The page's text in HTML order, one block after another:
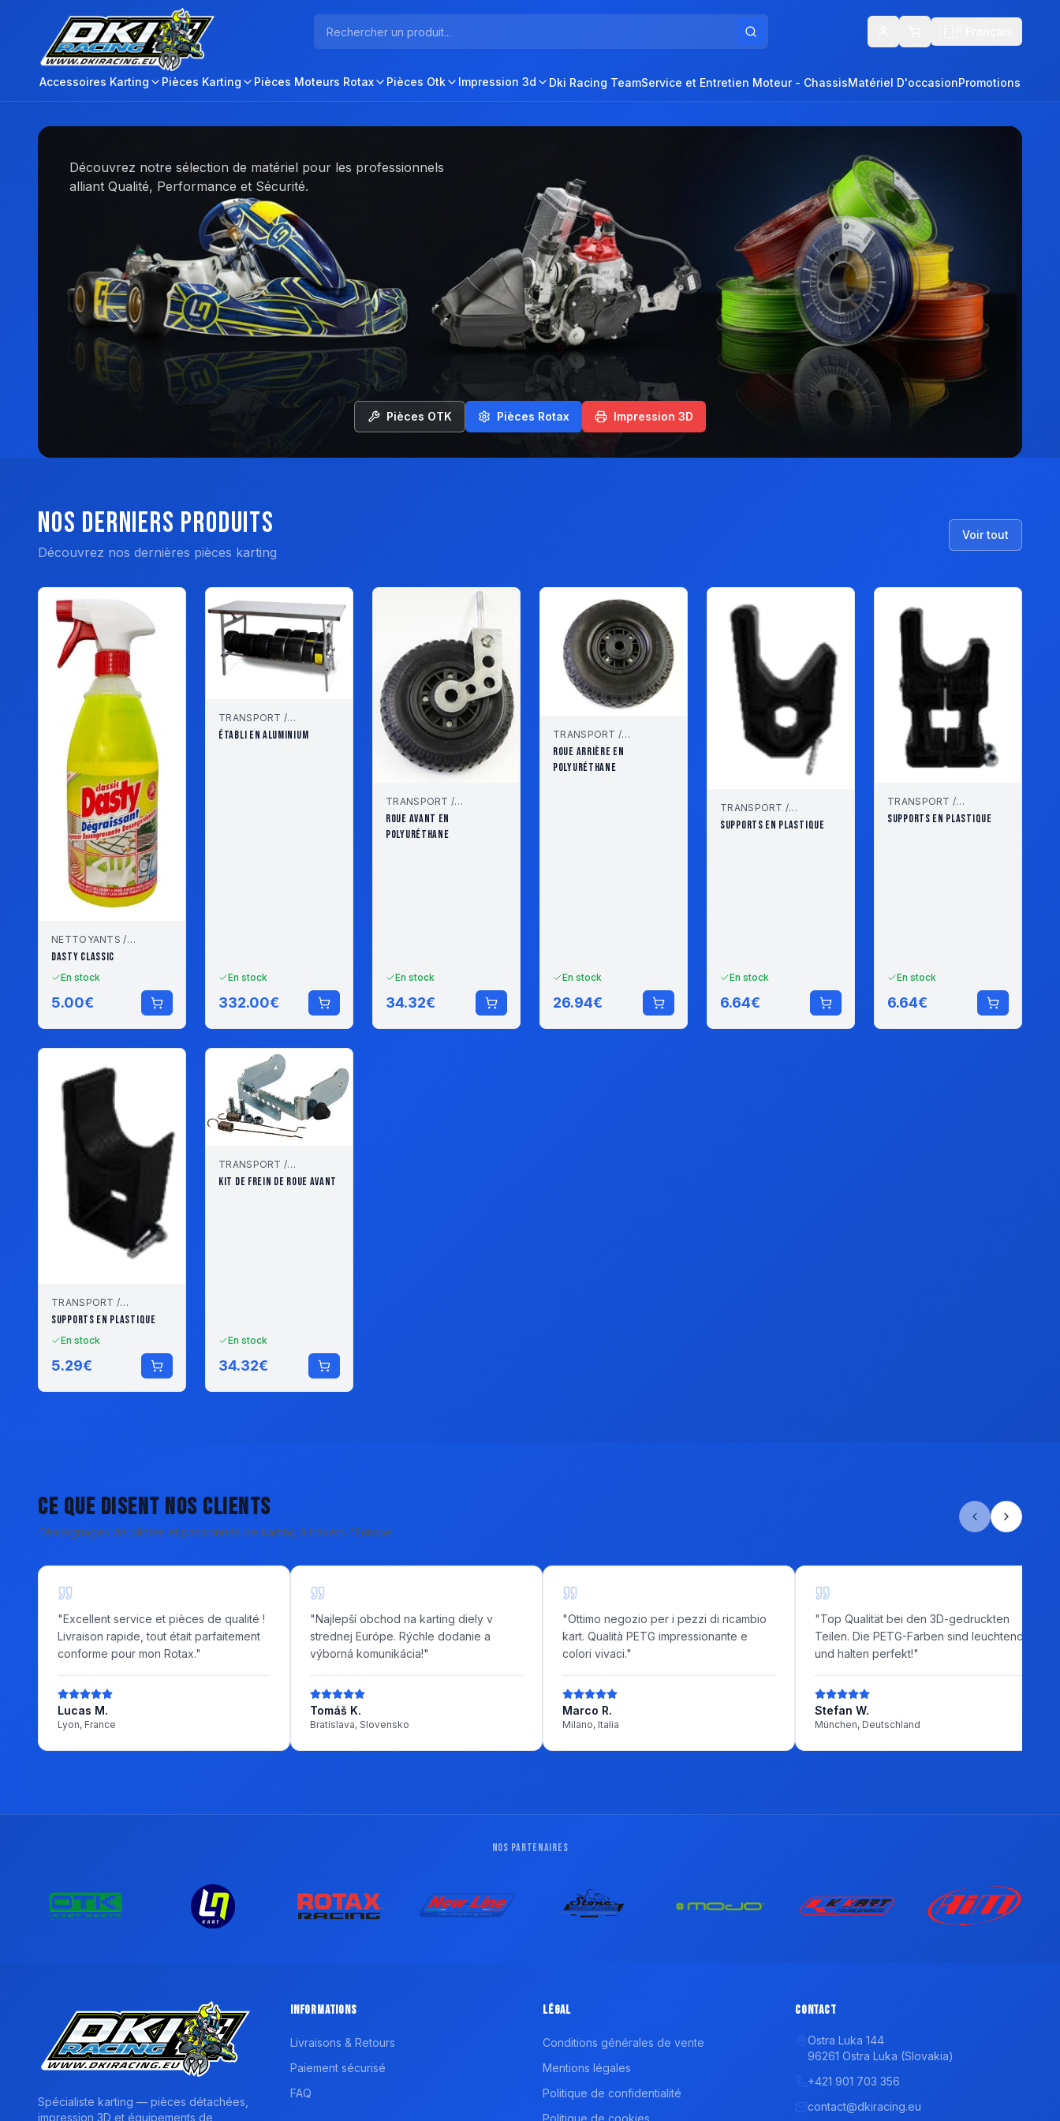
Accessoires Karting Pièces Karting Pièces Moteurs Rotax Pièces Otk Impression 3d Dki Racing TeamService et Entretien Moteur - ChassisMatériel D'occasionPromotions
DKI Racing — Pièces karting, impression 3D PETG & équipements
Découvrez notre sélection de matériel pour les professionnels
alliant Qualité, Performance et Sécurité.
Pièces OTK Pièces Rotax Impression 3D
Nos Derniers Produits
Découvrez nos dernières pièces karting
Voir tout
NETTOYANTS /
LUBRIFIANTS
DASTY CLASSIC
En stock
5.00€
TRANSPORT /
STOCKAGE
ÉTABLI EN ALUMINIUM
En stock
332.00€
TRANSPORT /
STOCKAGE
ROUE AVANT EN
POLYURÉTHANE
En stock
34.32€
TRANSPORT /
STOCKAGE
ROUE ARRIÈRE EN
POLYURÉTHANE
En stock
26.94€
TRANSPORT /
STOCKAGE
SUPPORTS EN PLASTIQUE
En stock
6.64€
TRANSPORT /
STOCKAGE
SUPPORTS EN PLASTIQUE
En stock
6.64€
TRANSPORT /
STOCKAGE
SUPPORTS EN PLASTIQUE
En stock
5.29€
TRANSPORT /
STOCKAGE
KIT DE FREIN DE ROUE AVANT
En stock
34.32€
Ce que disent nos clients
Témoignages de pilotes et passionnés de karting à travers l'Europe
"Excellent service et pièces de qualité !
Livraison rapide, tout était parfaitement
conforme pour mon Rotax."
Lucas M.
Lyon, France
"Najlepší obchod na karting diely v
strednej Európe. Rýchle dodanie a
výborná komunikácia!"
Tomáš K.
Bratislava, Slovensko
"Ottimo negozio per i pezzi di ricambio
kart. Qualità PETG impressionante e
colori vivaci."
Marco R.
Milano, Italia
"Top Qualität bei den 3D-gedruckten
Teilen. Die PETG-Farben sind leuchtend
und halten perfekt!"
Stefan W.
München, Deutschland
NOS PARTENAIRES
Spécialiste karting — pièces détachées,
impression 3D et équipements de
Informations
Livraisons & Retours
Paiement sécurisé
FAQ
Légal
Conditions générales de vente
Mentions légales
Politique de confidentialité
Politique de cookies
Contact
Ostra Luka 144
96261 Ostra Luka (Slovakia)
+421 901 703 356
contact@dkiracing.eu